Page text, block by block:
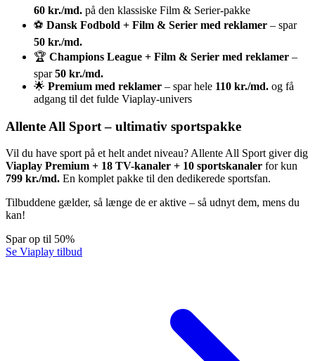
60 kr./md. på den klassiske Film & Serier-pakke
⚽ Dansk Fodbold + Film & Serier med reklamer – spar
50 kr./md.
🏆 Champions League + Film & Serier med reklamer –
spar50 kr./md.
🌟 Premium med reklamer – spar hele 110 kr./md. og få
adgang til det fulde Viaplay-univers
Allente All Sport – ultimativ sportspakke
Vil du have sport på et helt andet niveau? Allente All Sport giver dig
Viaplay Premium + 18 TV-kanaler + 10 sportskanaler for kun
799 kr./md. En komplet pakke til den dedikerede sportsfan.
Tilbuddene gælder, så længe de er aktive – så udnyt dem, mens du
kan!
Spar op til 50%
Se Viaplay tilbud